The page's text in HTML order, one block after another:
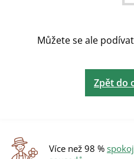
Můžete se ale
Zpět do
Více než 98 %